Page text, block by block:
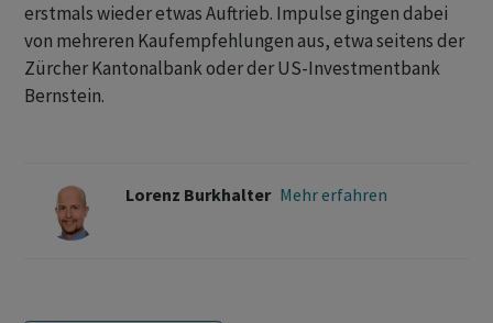
erstmals wieder etwas Auftrieb. Impulse gingen dabei
von mehreren Kaufempfehlungen aus, etwa seitens der
Zürcher Kantonalbank oder der US-Investmentbank
Bernstein.
Lorenz Burkhalter Mehr erfahren